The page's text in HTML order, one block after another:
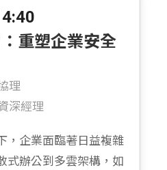
重塑企業安全
理
深經理
，企業面臨著日益複雜
式辦公到多雲架構，如